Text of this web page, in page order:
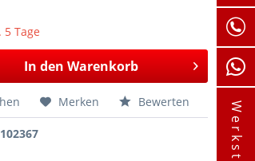
Tage
In den Warenkorb
Merken Bewerten